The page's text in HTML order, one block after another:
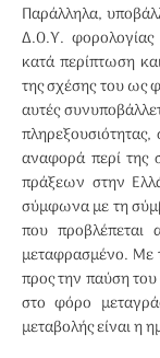
Παράλληλα,
Δ.Ο.Υ.
κατά περίπτωση
της σχέσης του ως
αυτές
πληρεξουσιότητας,
αναφορά περί της
πράξεων στην
σύμφωνα με τη
που προβλέπεται
μεταφρασμένο. Με
προς την παύση
στο φόρο
μεταβολής είναι η